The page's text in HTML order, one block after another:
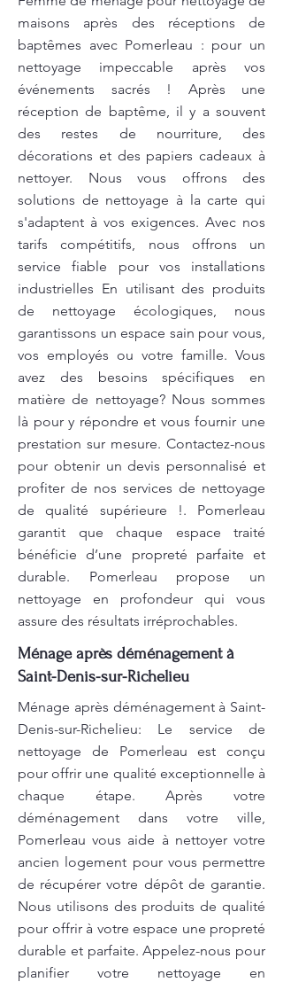
maisons après des réceptions de
baptêmes avec Pomerleau : pour un
nettoyage impeccable après vos
événements sacrés ! Après une
réception de baptême, il y a souvent
des restes de nourriture, des
décorations et des papiers cadeaux à
nettoyer. Nous vous offrons des
solutions de nettoyage à la carte qui
s'adaptent à vos exigences. Avec nos
tarifs compétitifs, nous offrons un
service fiable pour vos installations
industrielles En utilisant des produits
de nettoyage écologiques, nous
garantissons un espace sain pour vous,
vos employés ou votre famille. Vous
avez des besoins spécifiques en
matière de nettoyage? Nous sommes
là pour y répondre et vous fournir une
prestation sur mesure. Contactez-nous
pour obtenir un devis personnalisé et
profiter de nos services de nettoyage
de qualité supérieure !. Pomerleau
garantit que chaque espace traité
bénéficie d’une propreté parfaite et
durable. Pomerleau propose un
nettoyage en profondeur qui vous
assure des résultats irréprochables.
Ménage après déménagement à
Saint-Denis-sur-Richelieu
Ménage après déménagement à Saint-
Denis-sur-Richelieu: Le service de
nettoyage de Pomerleau est conçu
pour offrir une qualité exceptionnelle à
chaque étape. Après votre
déménagement dans votre ville,
Pomerleau vous aide à nettoyer votre
ancien logement pour vous permettre
de récupérer votre dépôt de garantie.
Nous utilisons des produits de qualité
pour offrir à votre espace une propreté
durable et parfaite. Appelez-nous pour
planifier votre nettoyage en